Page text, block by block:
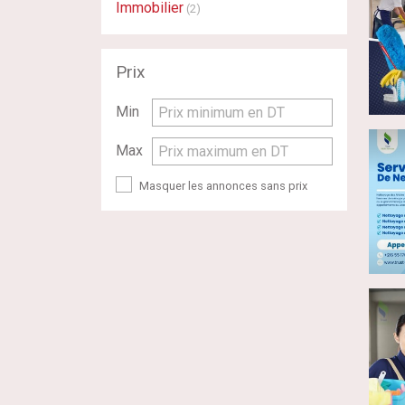
Immobilier (2)
Prix
Min Prix minimum en DT
Max Prix maximum en DT
Masquer les annonces sans prix